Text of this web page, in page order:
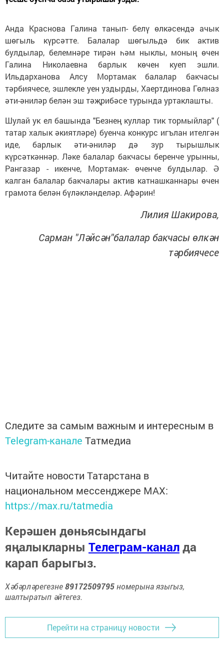
Анда Краснова Галина танып- белү өлкәсендә ачык
шөгыль күрсәтте. Балалар шөгыльдә бик актив
булдылар, белемнәре тирән һәм ныклы, моның өчен
Галина Николаевна барлык көчен куеп эшли.
Ильдарханова Алсу Мортамак балалар бакчасы
тәрбиячесе, эшлекле уен уздырды, Хаертдинова Гөлназ
әти-әниләр белән эш тәҗрибәсе турында уртаклашты.
Шулай ук ел башында "Безнең куллар тик тормыйлар" (
татар халык әкиятләре) буенча конкурс игълан ителгән
иде, барлык әти-әниләр дә зур тырышлык
күрсәткәннәр. Ләке балалар бакчасы беренче урынны,
Рангазар - икенче, Мортамак- өченче булдылар. Ә
калган балалар бакчалары актив катнашканнары өчен
грамота белән бүләкләнделәр. Афәрин!
Лилия Шакирова,
Сарман "Ләйсән"балалар бакчасы өлкән
тәрбиячесе
Следите за самым важным и интересным в
Telegram-канале Татмедиа
Читайте новости Татарстана в
национальном мессенджере MАХ:
https://max.ru/tatmedia
Керәшен дөньясындагы
яңалыкларны Телеграм-каналда
карап барыгыз.
Хәбәрләрегезне89172509795номерына языгыз,
шалтыратып әйтегез.
Перейти на страницу новости